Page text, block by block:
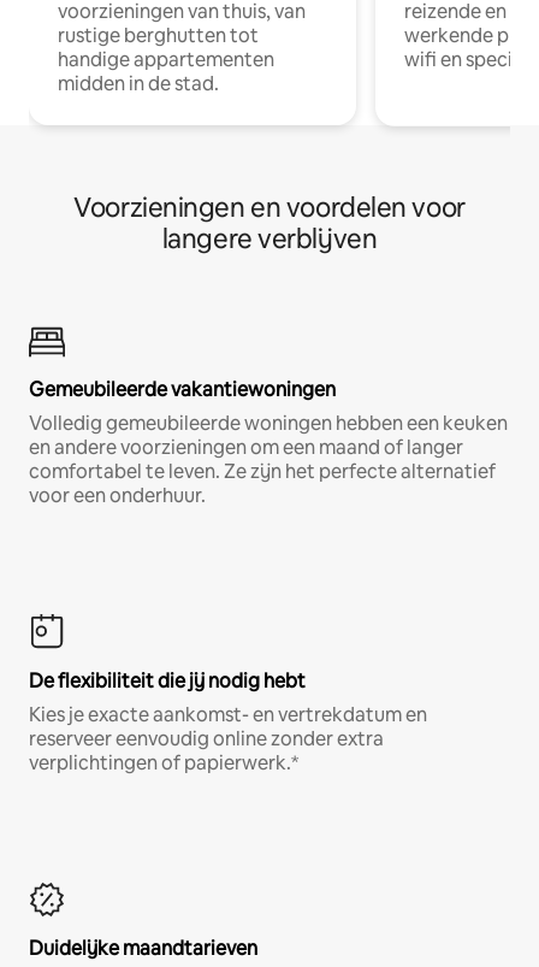
voorzieningen van thuis, van
rustige berghutten tot
handige appartementen
midden in de stad.
reizende en
werkende
wifi en
Voorzieningen en voordelen voor
langere verblijven
Gemeubileerde vakantiewoningen
Volledig gemeubileerde woningen hebben een keuken
en andere voorzieningen om een maand of langer
comfortabel te leven. Ze zijn het perfecte alternatief
voor een onderhuur.
De flexibiliteit die jij nodig hebt
Kies je exacte aankomst- en vertrekdatum en
reserveer eenvoudig online zonder extra
verplichtingen of papierwerk.*
Duidelijke maandtarieven